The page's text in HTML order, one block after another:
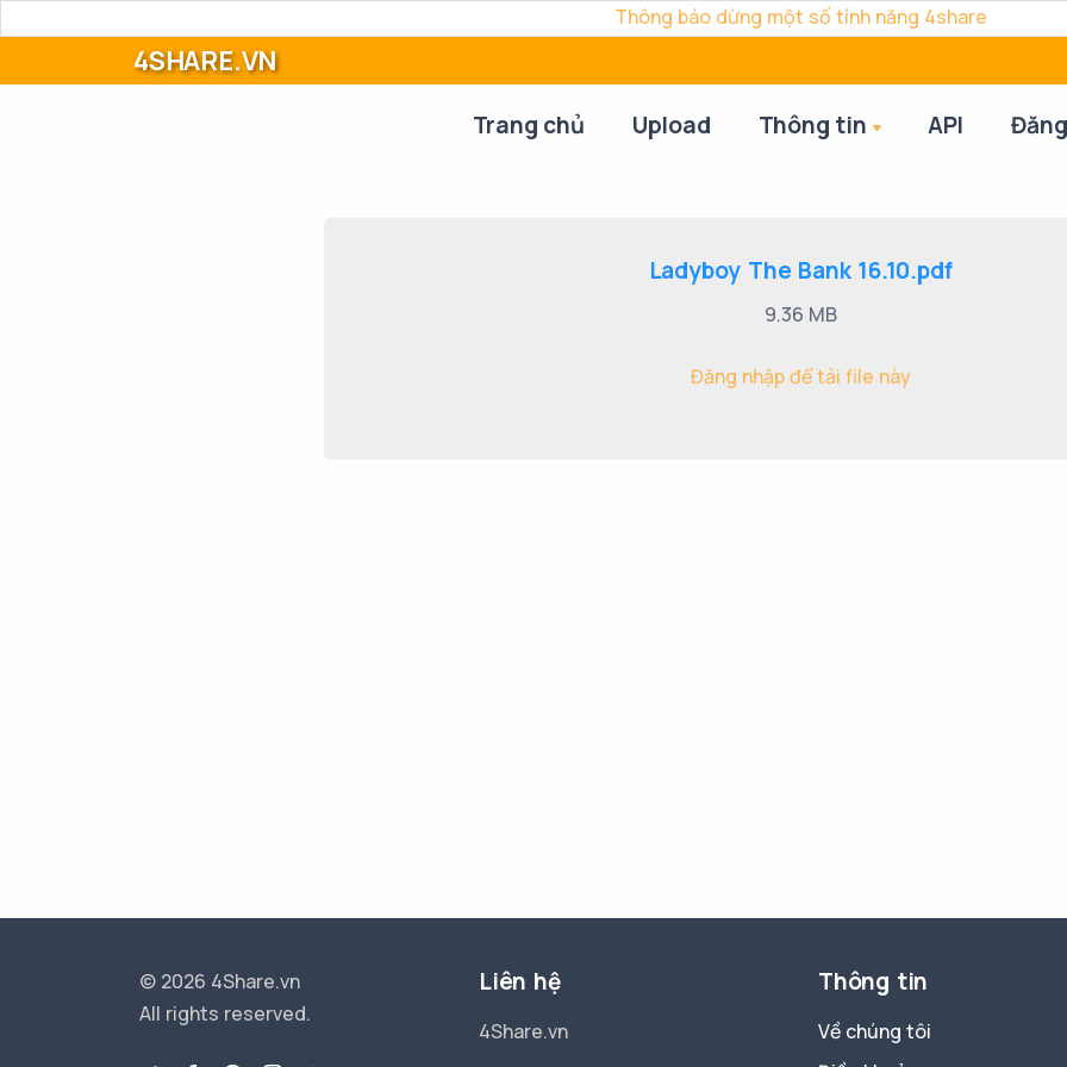
Thông báo dừng một số tính năng 4share
4SHARE.VN
Trang chủ Upload Thông tin API
Ladyboy The Bank 16.10.pdf
9.36 MB
Đăng nhập để tải file này
© 2026 4Share.vn
All rights reserved.
Liên hệ
4Share.vn
Thông tin
Về chúng tôi